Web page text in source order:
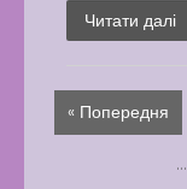
Читати далі
« Попередня
…